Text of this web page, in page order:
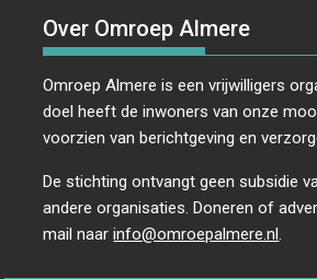
Over Omroep Almere
Omroep Almere is een vrijwilligers
doel heeft de inwoners van onze
voorzien van berichtgeving en
De stichting ontvangt geen subsidie
andere organisaties. Doneren of
mail naarinfo@omroepalmere.nl.